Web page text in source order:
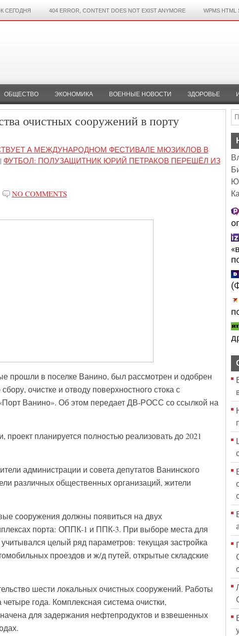
СЕГОДНЯ 404 ERROR, CONTENT DOES NOT EXIST ANYMORE WPMS HTML
ОБЩЕСТВО ЭКОНОМИКА ВОЕННЫЕ НОВОСТИ ЗДОРОВЬЕ
очистных сооружений в порту
А МЕЖДУНАРОДНОМ ФЕСТИВАЛЕ МЮЗИКЛОВ В
ФУТБОЛ: ПОЛУЗАЩИТНИК ЮРИЙ ПЕТРАКОВ ПЕРЕШЁЛ ИЗ
NO COMMENTS
прошли в поселке Ванино, был рассмотрен и одобрен
очистке и отводу поверхностного стока с
Ванино». Об этом передает ДВ-РОСС со ссылкой на
планируется полностью реализовать до 2021
администрации и совета депутатов Ванинского
различных общественных организаций, жители
сооружения должны появиться на двух
порта: ОППК-1 и ППК-3. При выборе места для
целый ряд параметров: текущая застройка
проездов и ж/д путей, открытые складские
шести локальных очистных сооружений. Работы
года. Комплексная система очистки,
для задержания нефтепродуктов и взвешенных